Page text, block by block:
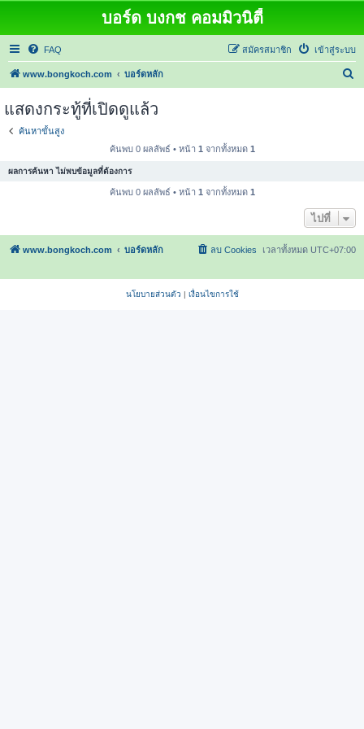
บอร์ด บงกช คอมมิวนิตี้
FAQ เข้าสู่ระบบ
สมัครสมาชิก
www.bongkoch.com บอร์ดหลัก
แสดงกระทู้ที่เปิดดูแล้ว
ค้นหาขั้นสูง
ค้นพบ 0 ผลลัพธ์ • หน้า 1 จากทั้งหมด 1
ผลการค้นหา ไม่พบข้อมูลที่ต้องการ
ค้นพบ 0 ผลลัพธ์ • หน้า 1 จากทั้งหมด 1
ไปที่
www.bongkoch.com บอร์ดหลัก เวลาทั้งหมด UTC+07:00
ลบ Cookies
นโยบายส่วนตัว | เงื่อนไขการใช้